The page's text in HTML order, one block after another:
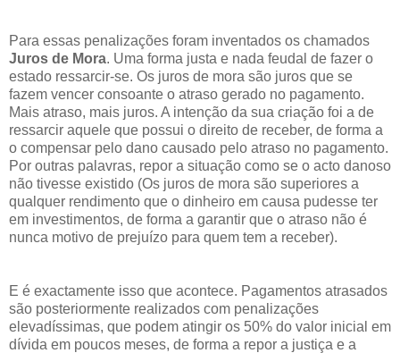
Para essas penalizações foram inventados os chamados
Juros de Mora. Uma forma justa e nada feudal de fazer o
estado ressarcir-se. Os juros de mora são juros que se
fazem vencer consoante o atraso gerado no pagamento.
Mais atraso, mais juros. A intenção da sua criação foi a de
ressarcir aquele que possui o direito de receber, de forma a
o compensar pelo dano causado pelo atraso no pagamento.
Por outras palavras, repor a situação como se o acto danoso
não tivesse existido (Os juros de mora são superiores a
qualquer rendimento que o dinheiro em causa pudesse ter
em investimentos, de forma a garantir que o atraso não é
nunca motivo de prejuízo para quem tem a receber).
E é exactamente isso que acontece. Pagamentos atrasados
são posteriormente realizados com penalizações
elevadíssimas, que podem atingir os 50% do valor inicial em
dívida em poucos meses, de forma a repor a justiça e a